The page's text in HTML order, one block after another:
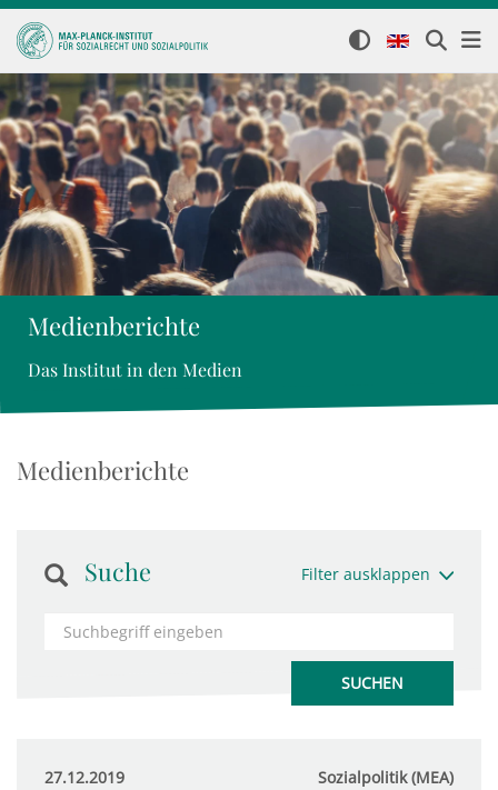
Medienberichte
Das Institut in den Medien
Medienberichte
Suche Filter ausklappen
27.12.2019 Sozialpolitik (MEA)